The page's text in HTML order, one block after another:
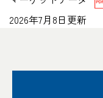
2026年7月8日更新